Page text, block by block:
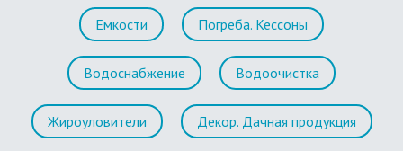
Емкости Погреба. Кессоны
Водоснабжение Водоочистка
Жироуловители Декор. Дачная продукция